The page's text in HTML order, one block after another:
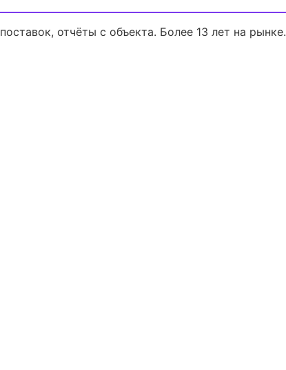
отчёты с объекта. Более 13 лет на рынке.